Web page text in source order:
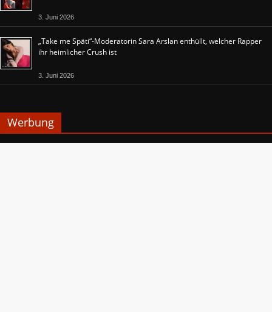
3. Juni 2026
„Take me Späti“-Moderatorin Sara Arslan enthüllt, welcher Rapper
ihr heimlicher Crush ist
3. Juni 2026
Werbung